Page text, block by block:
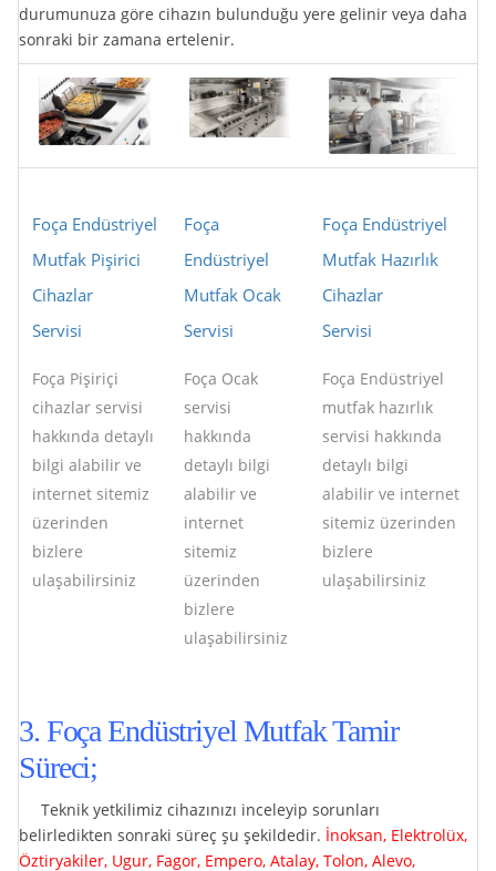
durumunuza göre cihazın bulunduğu yere gelinir veya daha
sonraki bir zamana ertelenir.
Foça Endüstriyel
Mutfak Pişirici
Cihazlar
Servisi
Foça Pişiriçi
cihazlar servisi
hakkında detaylı
bilgi alabilir ve
internet sitemiz
üzerinden
bizlere
ulaşabilirsiniz
Foça
Endüstriyel
Mutfak Ocak
Servisi
Foça Ocak
servisi
hakkında
detaylı bilgi
alabilir ve
internet
sitemiz
üzerinden
bizlere
ulaşabilirsiniz
Foça Endüstriyel
Mutfak Hazırlık
Cihazlar
Servisi
Foça Endüstriyel
mutfak hazırlık
servisi hakkında
detaylı bilgi
alabilir ve internet
sitemiz üzerinden
bizlere
ulaşabilirsiniz
3. Foça Endüstriyel Mutfak Tamir
Süreci;
Teknik yetkilimiz cihazınızı inceleyip sorunları
belirledikten sonraki süreç şu şekildedir. İnoksan, Elektrolüx,
Öztiryakiler, Ugur, Fagor, Empero, Atalay, Tolon, Alevo,